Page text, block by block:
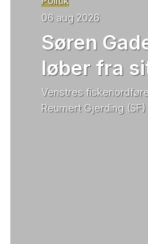
06 aug 2026
Søren
løber fra
Venstres
Reumert Gjerding (SF)